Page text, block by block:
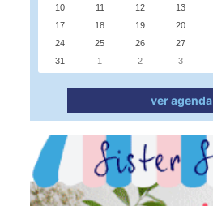
10
11 12 13
17
18 19 20
24
25 26 27
31
1 2 3
ver agenda